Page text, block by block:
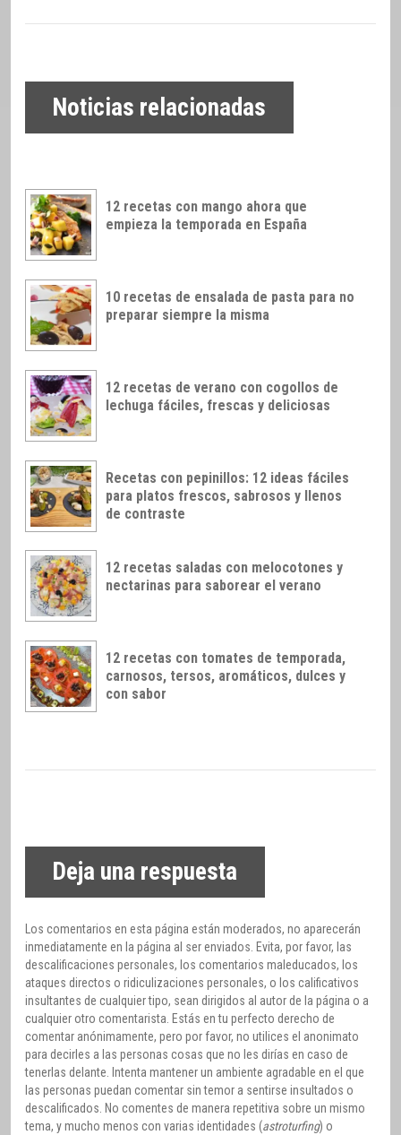
Noticias relacionadas
12 recetas con mango ahora que
empieza la temporada en España
10 recetas de ensalada de pasta para no
preparar siempre la misma
12 recetas de verano con cogollos de
lechuga fáciles, frescas y deliciosas
Recetas con pepinillos: 12 ideas fáciles
para platos frescos, sabrosos y llenos
de contraste
12 recetas saladas con melocotones y
nectarinas para saborear el verano
12 recetas con tomates de temporada,
carnosos, tersos, aromáticos, dulces y
con sabor
Deja una respuesta
Los comentarios en esta página están moderados, no aparecerán
inmediatamente en la página al ser enviados. Evita, por favor, las
descalificaciones personales, los comentarios maleducados, los
ataques directos o ridiculizaciones personales, o los calificativos
insultantes de cualquier tipo, sean dirigidos al autor de la página o a
cualquier otro comentarista. Estás en tu perfecto derecho de
comentar anónimamente, pero por favor, no utilices el anonimato
para decirles a las personas cosas que no les dirías en caso de
tenerlas delante. Intenta mantener un ambiente agradable en el que
las personas puedan comentar sin temor a sentirse insultados o
descalificados. No comentes de manera repetitiva sobre un mismo
tema, y mucho menos con varias identidades (astroturfing) o